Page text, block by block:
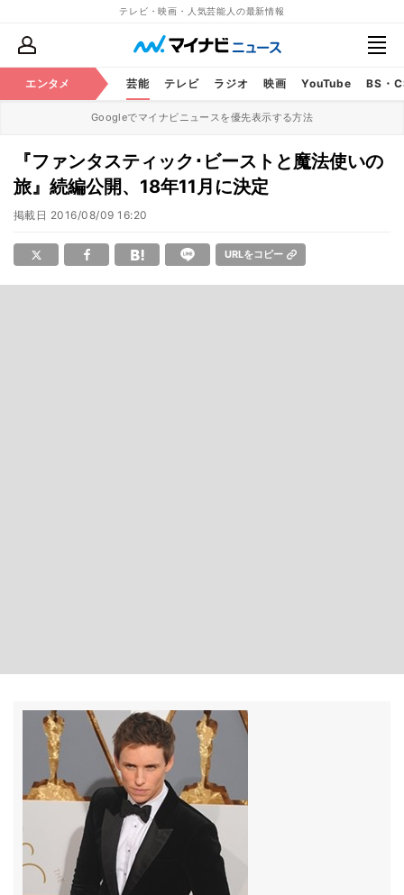
テレビ・映画・人気芸能人の最新情報
エンタメ 芸能 テレビ ラジオ 映画 YouTube BS・
Googleでマイナビニュースを優先表示する方法
『ファンタスティック･ビーストと魔法使いの
旅』続編公開、18年11月に決定
掲載日 2016/08/09 16:20
URLをコピー